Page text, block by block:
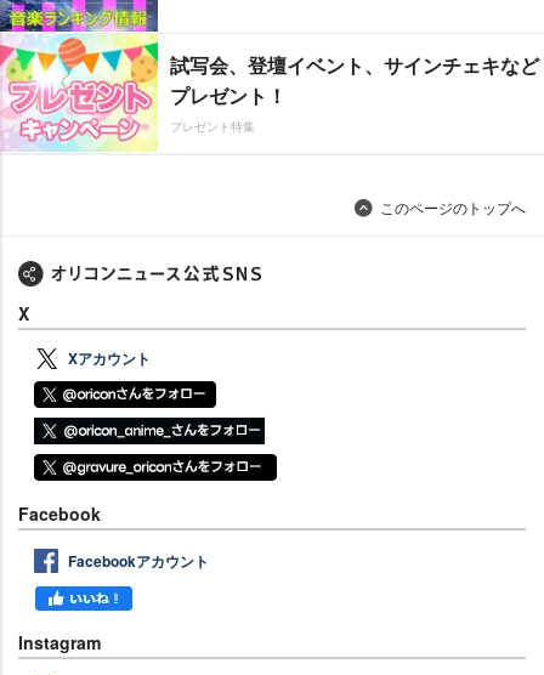
試写会、登壇イベント、サインチェキなど
プレゼント！
プレゼント特集
このページのトップへ
X
Xアカウント
Facebook
Facebookアカウント
Instagram